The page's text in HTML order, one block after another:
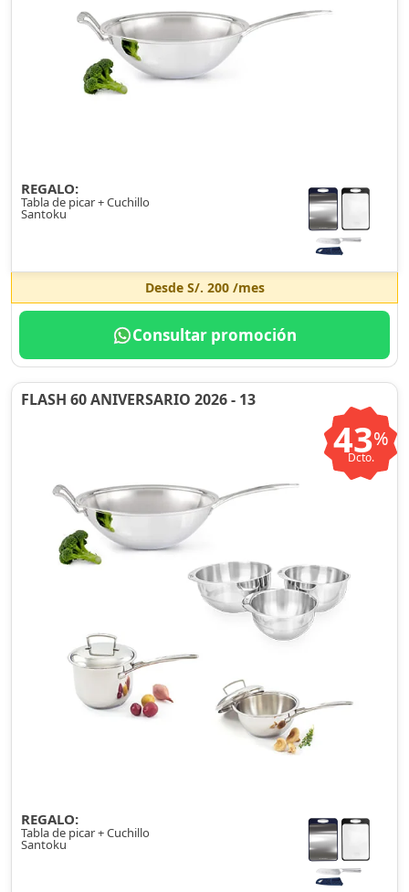
REGALO:
Tabla de picar + Cuchillo
Santoku
Desde S/. 200/mes
Consultar promoción
FLASH 60 ANIVERSARIO 2026 - 13
43%
Dcto.
REGALO:
Tabla de picar + Cuchillo
Santoku